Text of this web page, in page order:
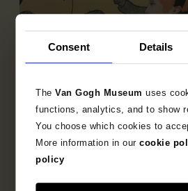
Consent Details
TheVan Gogh Museumuses
functions, analytics, and to show
You choose which cookies to
More information in ourcookie
policy
Deelcollectie